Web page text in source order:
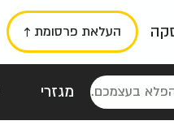
העלאת פרסומת ↑
מגזרי
טיפוגרפי